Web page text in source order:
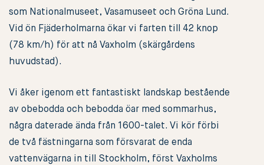
som Nationalmuseet, Vasamuseet och Gröna Lund.
Vid ön Fjäderholmarna ökar vi farten till 42 knop
(78 km/h) för att nå Vaxholm (skärgårdens
huvudstad).
Vi åker igenom ett fantastiskt landskap bestående
av obebodda och bebodda öar med sommarhus,
några daterade ända från 1600-talet. Vi kör förbi
de två fästningarna som försvarat de enda
vattenvägarna in till Stockholm, först Vaxholms